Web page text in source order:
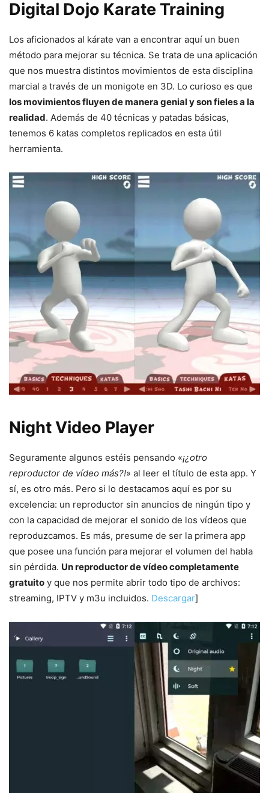
Digital Dojo Karate Training
Los aficionados al kárate van a encontrar aquí un buen
método para mejorar su técnica. Se trata de una aplicación
que nos muestra distintos movimientos de esta disciplina
marcial a través de un monigote en 3D. Lo curioso es que
los movimientos fluyen de manera genial y son fieles a la
realidad. Además de 40 técnicas y patadas básicas,
tenemos 6 katas completos replicados en esta útil
herramienta.
Night Video Player
Seguramente algunos estéis pensando «¡¿otro
reproductor de vídeo más?!» al leer el título de esta app. Y
sí, es otro más. Pero si lo destacamos aquí es por su
excelencia: un reproductor sin anuncios de ningún tipo y
con la capacidad de mejorar el sonido de los vídeos que
reproduzcamos. Es más, presume de ser la primera app
que posee una función para mejorar el volumen del habla
sin pérdida. Un reproductor de vídeo completamente
gratuito y que nos permite abrir todo tipo de archivos:
streaming, IPTV y m3u incluidos. Descargar]